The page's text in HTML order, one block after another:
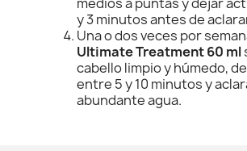
y 3 minutos antes de
Una o dos veces por
Ultimate Treatment 60 ml
cabello limpio y húmedo,
entre 5 y 10 minutos y
abundante agua.